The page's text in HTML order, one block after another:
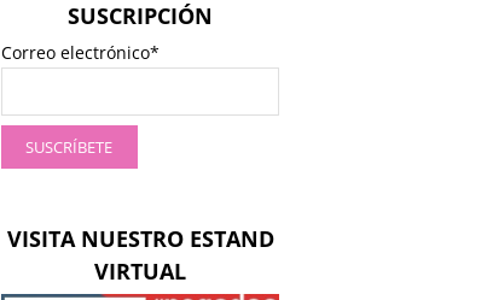
SUSCRIPCIÓN
Correo electrónico*
VISITA NUESTRO ESTAND
VIRTUAL